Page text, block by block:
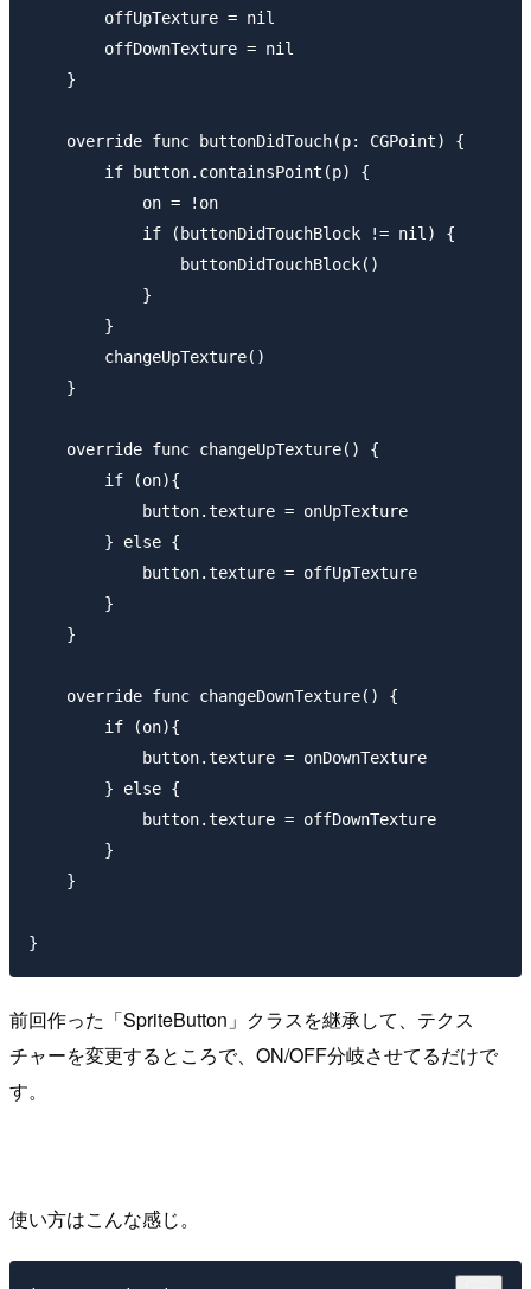
        offUpTexture = nil
        offDownTexture = nil
    }
    override func buttonDidTouch(p: CGPoint) {
        if button.containsPoint(p) {
            on = !on
            if (buttonDidTouchBlock != nil) {
                buttonDidTouchBlock()
            }
        }
        changeUpTexture()
    }
    override func changeUpTexture() {
        if (on){
            button.texture = onUpTexture
        } else {
            button.texture = offUpTexture
        }
    }
    override func changeDownTexture() {
        if (on){
            button.texture = onDownTexture
        } else {
            button.texture = offDownTexture
        }
    }
前回作った「SpriteButton」クラスを継承して、テクス
チャーを変更するところで、ON/OFF分岐させてるだけで
す。
使い方はこんな感じ。